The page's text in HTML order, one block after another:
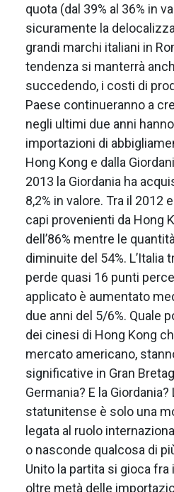
quota (dal 39% al 36% in
sicuramente la
grandi marchi italiani in
tendenza si manterrà
succedendo, i costi di
Paese continueranno a
negli ultimi due anni
importazioni di
Hong Kong e dalla
2013 la Giordania ha
8,2% in valore. Tra il 2012
capi provenienti da Hong
dell’86% mentre le
diminuite del 54%. L’Italia
perde quasi 16 punti
applicato è aumentato
due anni del 5/6%. Quale
dei cinesi di Hong Kong
mercato americano,
significative in Gran
Germania? E la
statunitense è solo una
legata al ruolo
o nasconde qualcosa di
Unito la partita si gioca
oltre metà delle